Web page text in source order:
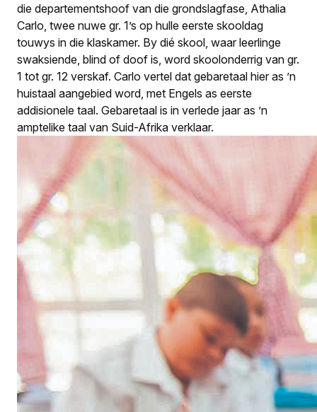
die departementshoof van die grondslagfase, Athalia
Carlo, twee nuwe gr. 1’s op hulle eerste skooldag
touwys in die klaskamer. By dié skool, waar leerlinge
swaksiende, blind of doof is, word skoolonderrig van gr.
1 tot gr. 12 verskaf. Carlo vertel dat gebaretaal hier as ’n
huistaal aangebied word, met Engels as eerste
addisionele taal. Gebaretaal is in verlede jaar as ’n
amptelike taal van Suid-Afrika verklaar.